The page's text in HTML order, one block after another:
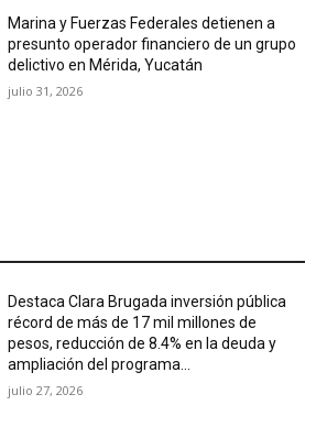
Marina y Fuerzas Federales detienen a
presunto operador financiero de un grupo
delictivo en Mérida, Yucatán
julio 31, 2026
Destaca Clara Brugada inversión pública
récord de más de 17 mil millones de
pesos, reducción de 8.4% en la deuda y
ampliación del programa...
julio 27, 2026